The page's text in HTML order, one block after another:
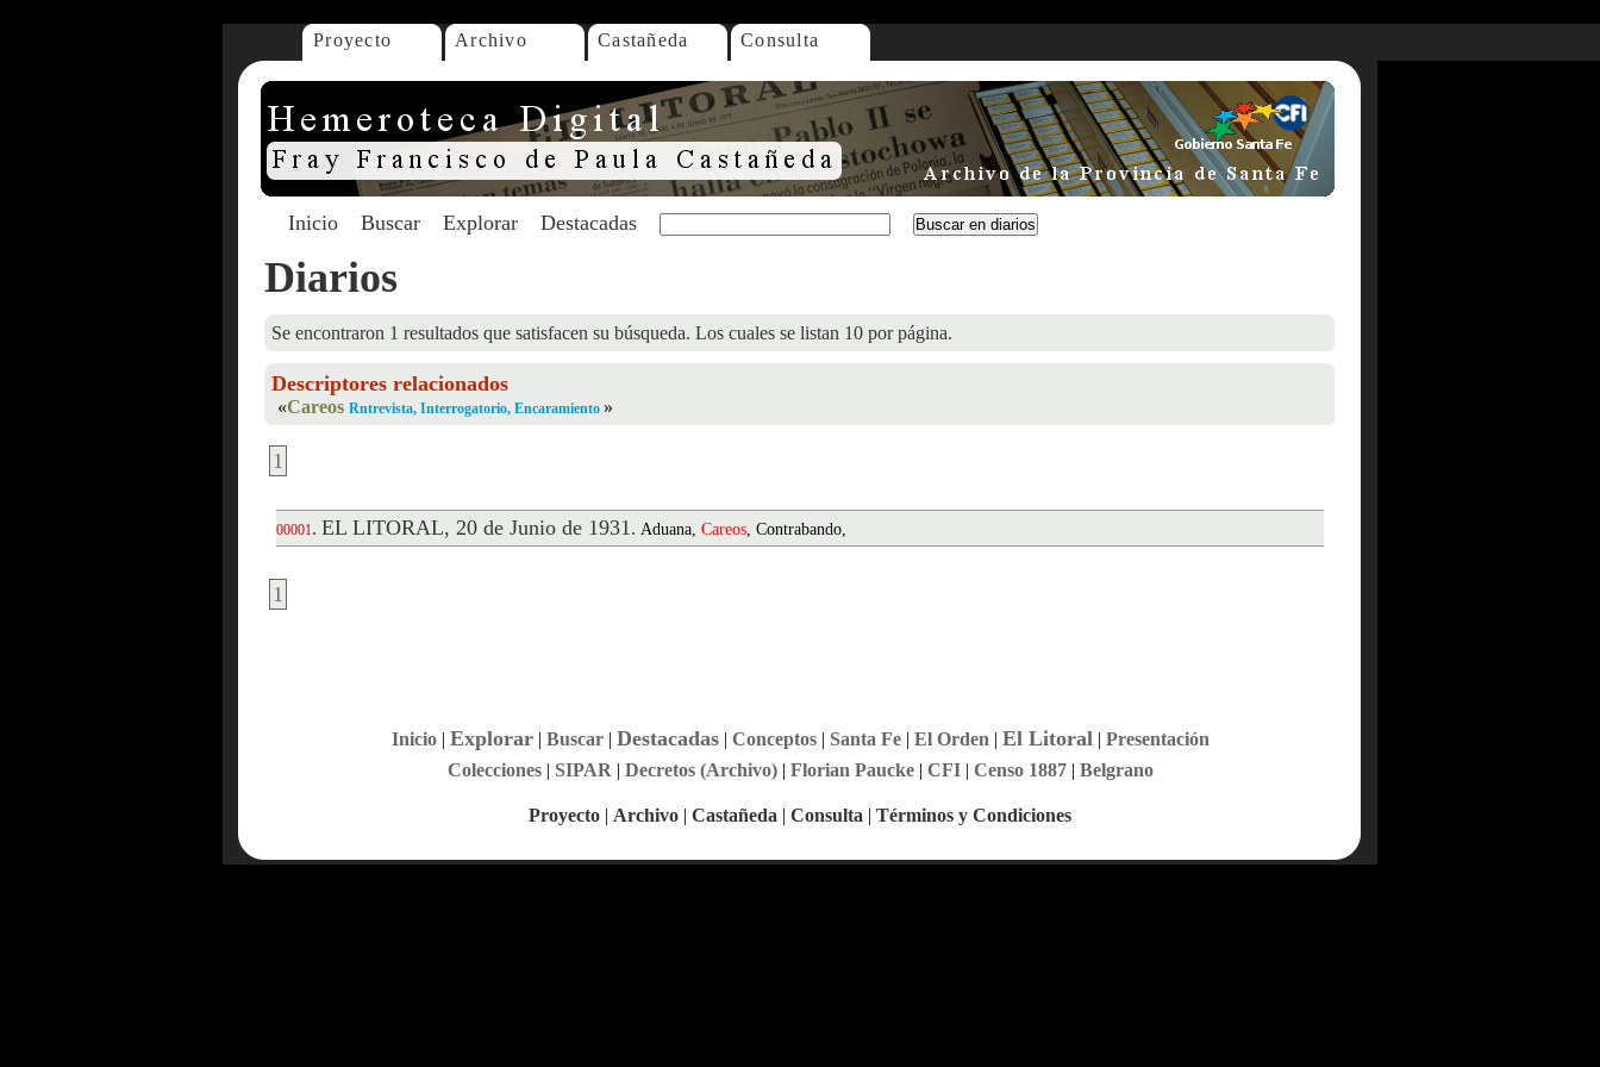
Proyecto Archivo Castañeda Consulta
Inicio Buscar Explorar Destacadas
Diarios
Se encontraron 1 resultados que satisfacen su búsqueda. Los cuales se listan 10 por página.
Descriptores relacionados
«Careos Rntrevista, Interrogatorio, Encaramiento »
1
00001. EL LITORAL, 20 de Junio de 1931. Aduana, Careos, Contrabando,
1
Inicio| Explorar| Buscar| Destacadas| Conceptos| Santa Fe| El Orden | El Litoral | Presentación
Colecciones| SIPAR | Decretos (Archivo)| Florian Paucke| CFI| Censo 1887| Belgrano
Proyecto | Archivo | Castañeda | Consulta | Términos y Condiciones